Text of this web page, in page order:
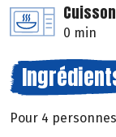
Cuisson
0 min
Pour 4 personnes